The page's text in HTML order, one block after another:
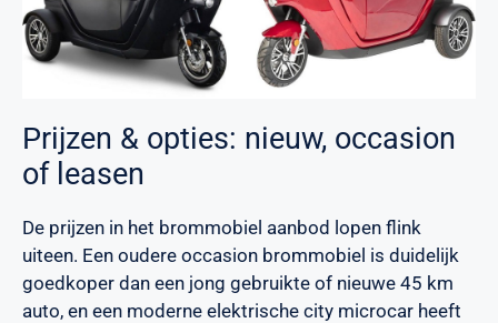
Prijzen & opties: nieuw, occasion
of leasen
De prijzen in het brommobiel aanbod lopen flink
uiteen. Een oudere occasion brommobiel is duidelijk
goedkoper dan een jong gebruikte of nieuwe 45 km
auto, en een moderne elektrische city microcar heeft